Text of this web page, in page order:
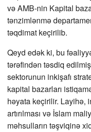
və AMB-nin Kapital
tənzimlənmə
təqdimat keçirilib.
Qeyd edək ki, bu
tərəfindən təsdiq
sektorunun inkişafı
kapital bazarları
həyata keçirilir. Layihə,
artırılması və İslam
məhsulların təşviqinə